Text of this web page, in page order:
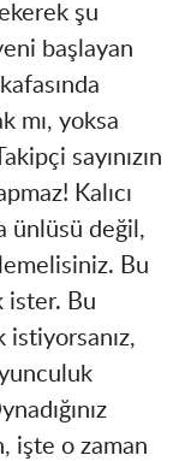
şu
başlayan
mı, yoksa
sayınızın
Kalıcı
ünlüsü değil,
Bu
ister. Bu
istiyorsanız,
işte o zaman